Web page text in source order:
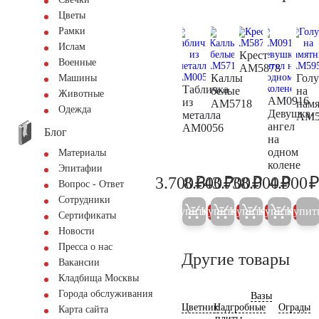
Цветы
Рамки
Ислам
Военные
Машины
Животные
Одежда
Блог
Материалы
Эпитафии
Вопрос - Ответ
Сотрудники
Сертификаты
Новости
Пресса о нас
Вакансии
Кладбища Москвы
Города обслуживания
Карта сайта
Табличка
из
металла
AM0056
3.900
3.700₽
Купить 5%
Каллы
белые
AM5718
9.000
8.600₽
Купить 5%
Крест
AM5878
46.000
43.700₽
Купить 5%
AM0916
Девушка-
ангел
на
одном
колене
38.000₽
Купить 5%
на
4.900₽
Другие товары
ЦветникНадгробные
Вазы
Ограды